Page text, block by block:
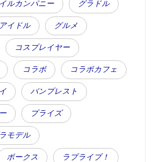
ルカンパニー グラドル
イドル グルメ
コスプレイヤー
コラボ コラボカフェ
バンプレスト
プライズ
モデル
ボークス ラブライブ！